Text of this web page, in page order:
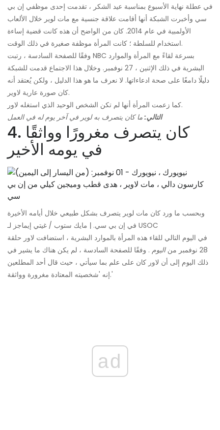
في عطلة نهاية الأسبوع بمناسبة عيد الشكر ، تقدمت إحدى موظفي إن بي
سي وأخبرت الشبكة أنها أقامت علاقة جنسية مع مات لوير خلال الألعاب
الأولمبية في عام 2014. كان من الواضح أن هذه كانت قضية إساءة
استخدام للسلطة ؛ كانت المرأة موظفة صغيرة في ذلك الوقت.
وفقًا للصفحة السادسة ، رتبت NBC بسرعة لقاءً مع المرأة والموارد
البشرية في ذلك الإثنين ، 27 نوفمبر. وخلال هذا الاجتماع قدمت للشبكة
دليلًا دامغًا على صحة ادعاءاتها. لا نعرف ما هو هذا الدليل ، ولكن يُعتقد أنه
كان صورة عارية لاوير.
كما زعمت المرأة أنها لم تكن الشخص الوحيد الذي استغله لاور.
التالي: ما كان يتصرف به لوير في آخر يوم له في العمل
4. كان يتصرف مغرورًا وواثقًا
في يومه الأخير
وبحسب ما ورد كان مات لوير يتصرف بشكل طبيعي خلال أيامه الأخيرة
في إن بي سي. | مايك ستوب / غيتي إيماجز لـ USOC
في اليوم التالي للقاء هذه المرأة بالموارد البشرية ، استضافت لاور حلقة
28 نوفمبر من
اليوم . وفقًا للصفحة السادسة ، لم يكن هناك ما يشير في
ذلك اليوم إلى أن لاور كان على علم بما سيأتي ، حيث قال أحد المطلعين
إنه 'شخصيته المعتادة مغرورة وواثقة.'
ad